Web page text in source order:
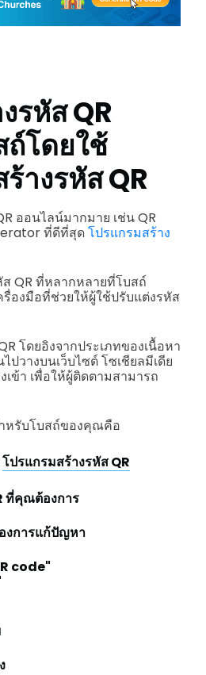
รหัส QR
โดยใช้
างรหัส QR
ออนไลน์มากมาย เช่น QR
ที่ดีที่สุดโปรแกรมสร้าง
QR ที่หลากหลายที่โบสถ์
รื่องมือที่ช่วยให้ผู้ใช้ปรับแต่งรหัส
โดยอิงจากประเภทของเนื้อหา
ปวางบนเว็บไซต์ โซเชียลมีเดีย
เข้า เพื่อให้ผู้ติดตามสามารถ
หรับโบสถ์ของคุณคือ
โปรแกรมสร้างรหัส QR
ที่คุณต้องการ
งการแก้ปัญหา
code"